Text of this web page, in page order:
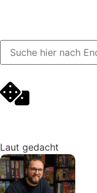
Laut gedacht